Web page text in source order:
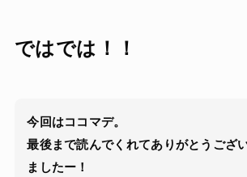
ではでは！！
今回はココマデ。
最後まで読んでくれてありがとうござ
ましたー！